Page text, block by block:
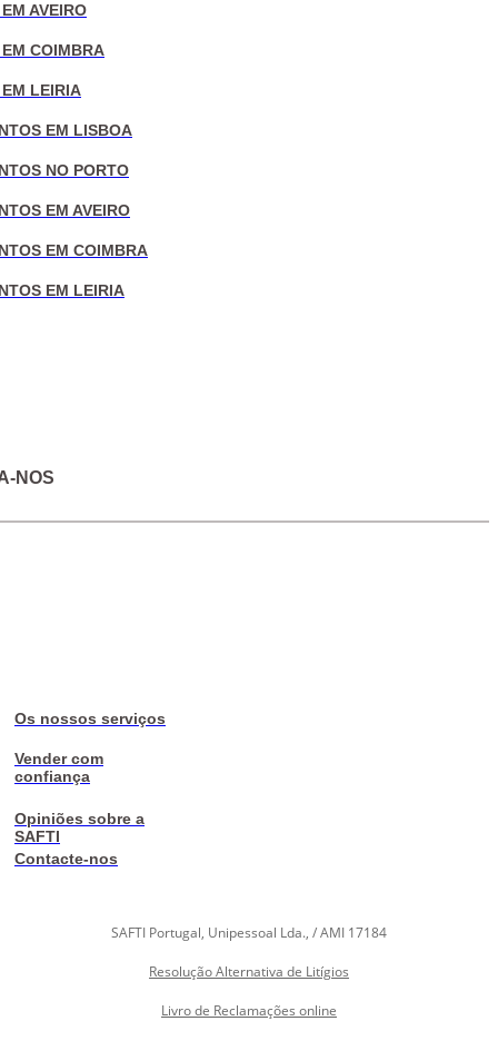
AVEIRO
COIMBRA
LEIRIA
EM LISBOA
NO PORTO
EM AVEIRO
EM COIMBRA
EM LEIRIA
NOS
Os nossos serviços
Vender com
confiança
Opiniões sobre a
SAFTI
Contacte-nos
SAFTI Portugal, Unipessoal Lda., / AMI 17184
Resolução Alternativa de Litígios
Livro de Reclamações online